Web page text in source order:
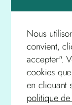
Une
J.
Étude
Saint-
Photocopie
Nous
convient,
accepter".
cookies
en cliquant
politique